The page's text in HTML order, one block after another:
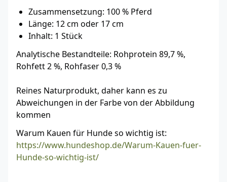
Zusammensetzung: 100 % Pferd
Länge: 12 cm oder 17 cm
Inhalt: 1 Stück
Analytische Bestandteile: Rohprotein 89,7 %,
Rohfett 2 %, Rohfaser 0,3 %
Reines Naturprodukt, daher kann es zu
Abweichungen in der Farbe von der Abbildung
kommen
Warum Kauen für Hunde so wichtig ist:
https://www.hundeshop.de/Warum-Kauen-fuer-
Hunde-so-wichtig-ist/